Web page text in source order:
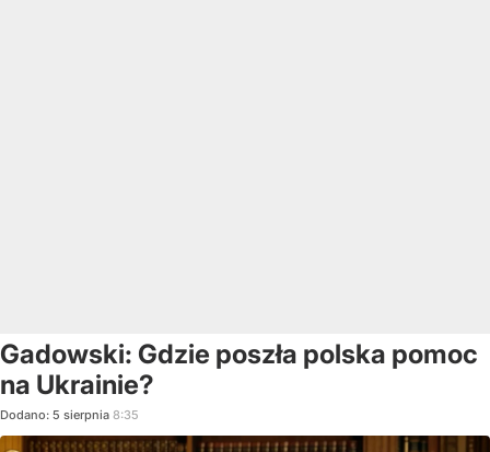
Gadowski: Gdzie poszła polska pomoc
na Ukrainie?
Dodano: 5 sierpnia 8:35